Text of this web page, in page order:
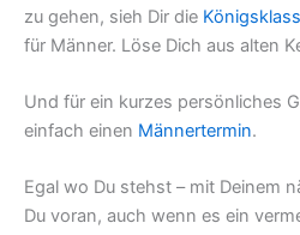
zu gehen, sieh Dir die
für Männer. Löse Dich aus alten
Und für ein kurzes persönliches
einfach einen Männertermin.
Egal wo Du stehst – mit Deinem
Du voran, auch wenn es ein